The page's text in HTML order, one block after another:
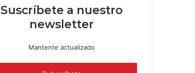
Suscríbete a nuestro
newsletter
Mantente actualizado